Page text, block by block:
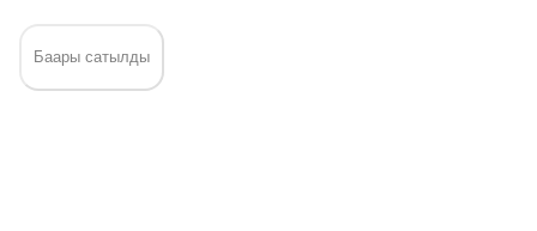
Баары сатылды